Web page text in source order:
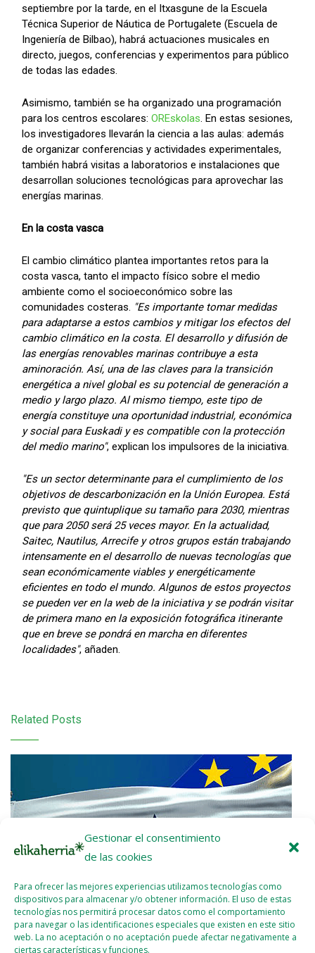
Gestionar el consentimiento
de las cookies
Para ofrecer las mejores experiencias utilizamos tecnologías como
dispositivos para almacenar y/o obtener información. El uso de estas
tecnologías nos permitirá procesar datos como el comportamiento
para navegar o las identificaciones especiales que existen en este sitio
web. La no aceptación o no aceptación puede afectar negativamente a
ciertas características y funciones.
septiembre por la tarde, en el Itxasgune de la Escuela
Técnica Superior de Náutica de Portugalete (Escuela de
Ingeniería de Bilbao), habrá actuaciones musicales en
directo, juegos, conferencias y experimentos para público
de todas las edades.
Asimismo, también se ha organizado una programación
para los centros escolares: OREskolas. En estas sesiones,
los investigadores llevarán la ciencia a las aulas: además
de organizar conferencias y actividades experimentales,
también habrá visitas a laboratorios e instalaciones que
desarrollan soluciones tecnológicas para aprovechar las
energías marinas.
En la costa vasca
El cambio climático plantea importantes retos para la
costa vasca, tanto el impacto físico sobre el medio
ambiente como el socioeconómico sobre las
comunidades costeras. "Es importante tomar medidas
para adaptarse a estos cambios y mitigar los efectos del
cambio climático en la costa. El desarrollo y difusión de
las energías renovables marinas contribuye a esta
aminoración. Así, una de las claves para la transición
energética a nivel global es su potencial de generación a
medio y largo plazo. Al mismo tiempo, este tipo de
energía constituye una oportunidad industrial, económica
y social para Euskadi y es compatible con la protección
del medio marino", explican los impulsores de la iniciativa.
"Es un sector determinante para el cumplimiento de los
objetivos de descarbonización en la Unión Europea. Está
previsto que quintuplique su tamaño para 2030, mientras
que para 2050 será 25 veces mayor. En la actualidad,
Saitec, Nautilus, Arrecife y otros grupos están trabajando
intensamente en el desarrollo de nuevas tecnologías que
sean económicamente viables y energéticamente
eficientes en todo el mundo. Algunos de estos proyectos
se pueden ver en la web de la iniciativa y se podrán visitar
de primera mano en la exposición fotográfica itinerante
que en breve se pondrá en marcha en diferentes
localidades", añaden.
Related Posts